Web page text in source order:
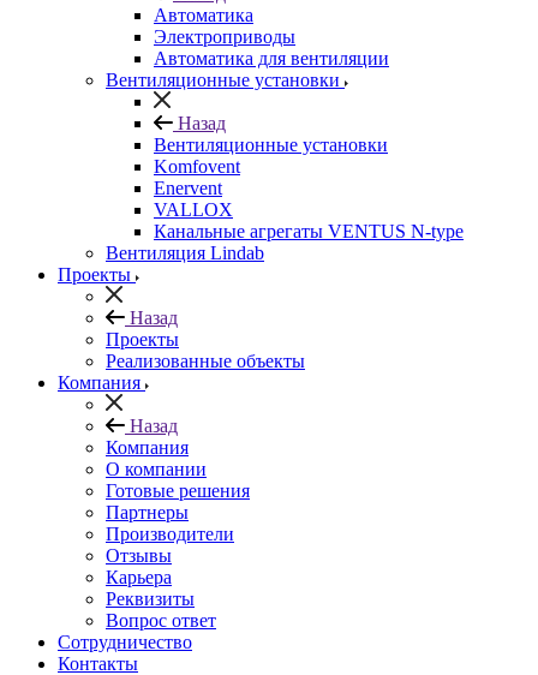
Автоматика
Электроприводы
Автоматика для вентиляции
Вентиляционные установки
Назад
Вентиляционные установки
Komfovent
Enervent
VALLOX
Канальные агрегаты VENTUS N-type
Вентиляция Lindab
Проекты
Назад
Проекты
Реализованные объекты
Компания
Назад
Компания
О компании
Готовые решения
Партнеры
Производители
Отзывы
Карьера
Реквизиты
Вопрос ответ
Сотрудничество
Контакты